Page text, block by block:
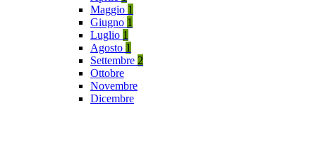
Maggio 1
Giugno 1
Luglio 1
Agosto 1
Settembre 2
Ottobre
Novembre
Dicembre